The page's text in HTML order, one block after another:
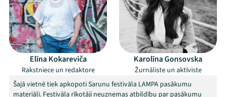
Mana programma
Elīna Kokareviča
Rakstniece un redaktore
Karolīna Gonsovska
Žurnāliste un aktīviste
Šajā vietnē tiek apkopoti Sarunu festivāla LAMPA pasākumu
materiāli. Festivāla rīkotāji neuzņemas atbildību par pasākumu